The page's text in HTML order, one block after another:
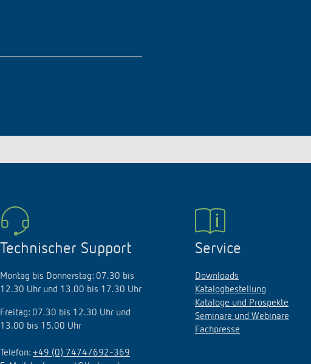
Technischer Support
Montag bis Donnerstag: 07.30 bis
12.30 Uhr und 13.00 bis 17.30 Uhr
Freitag: 07.30 bis 12.30 Uhr und
13.00 bis 15.00 Uhr
Telefon: +49 (0) 7474/692-369
Service
Downloads
Katalogbestellung
Kataloge und Prospekte
Seminare und Webinare
Fachpresse